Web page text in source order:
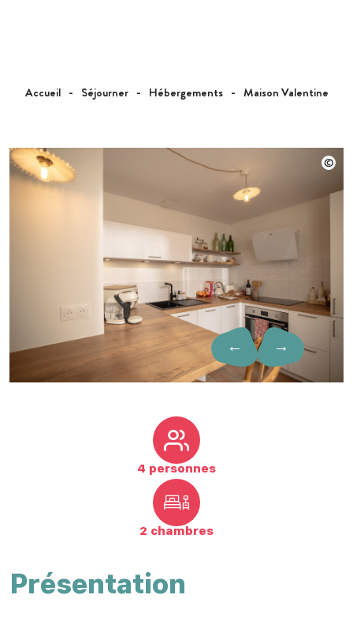
Accueil Séjourner Hébergements Maison Valentine
← →
4 personnes
2 chambres
Présentation